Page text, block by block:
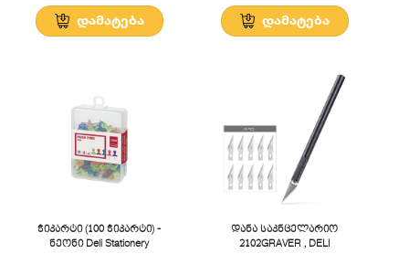
დამატება დამატება
ჭიკარტი (100 ჭიკარტი) -
ნეონი Deli Stationery
დანა საკნცელარიო
2102GRAVER , DELI